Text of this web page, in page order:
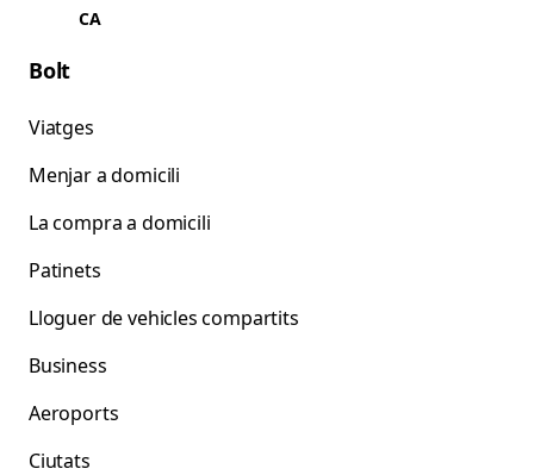
CA
Bolt
Viatges
Menjar a domicili
La compra a domicili
Patinets
Lloguer de vehicles compartits
Business
Aeroports
Ciutats